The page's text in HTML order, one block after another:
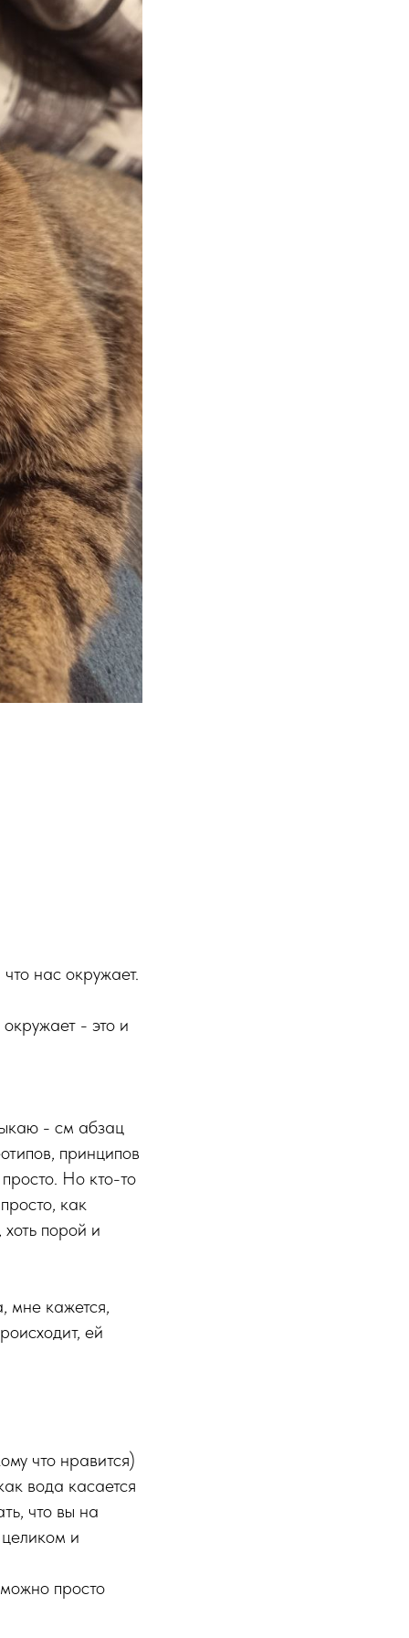
нас окружает.
- это и
- см абзац
принципов
Но кто-то
как
порой и
мне кажется,
ей
что нравится)
вода касается
что вы на
и
просто